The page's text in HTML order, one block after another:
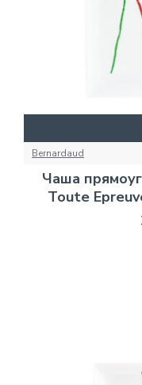
Bernardaud
Чаша
Toute